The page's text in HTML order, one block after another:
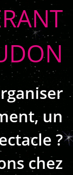
un
?
chez